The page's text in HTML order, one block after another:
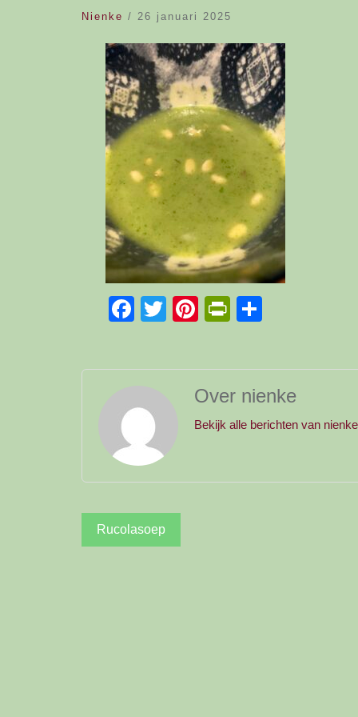
Nienke / 26 januari 2025
Facebook
TwitterPinterest
Over nienke
Bekijk alle berichten van
Bericht
navigatie
Rucolasoep